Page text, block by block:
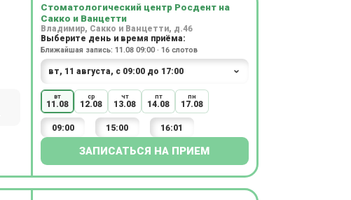
Стоматологический центр Росдент на
Сакко и Ванцетти
Владимир, Сакко и Ванцетти, д.46
Выберите день и время приёма:
Ближайшая запись: 11.08 09:00 · 16 слотов
вт
11.08
ср
12.08
чт
13.08
пт
14.08
пн
17.08
09:00 15:00 16:01
ЗАПИСАТЬСЯ НА ПРИЕМ